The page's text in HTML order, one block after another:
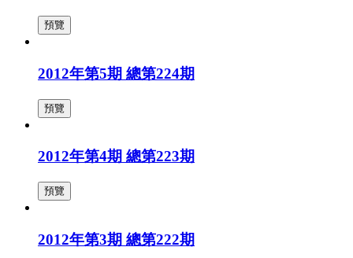
預覽
2012年第5期 總第224期
預覽
2012年第4期 總第223期
預覽
2012年第3期 總第222期